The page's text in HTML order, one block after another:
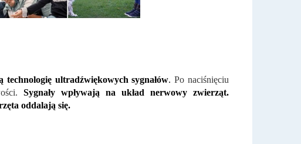
technologię ultradźwiękowych sygnałów. Po naciśnięciu
Sygnały wpływają na układ nerwowy zwierząt.
oddalają się.